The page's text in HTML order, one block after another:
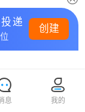
息 我的
递
创建